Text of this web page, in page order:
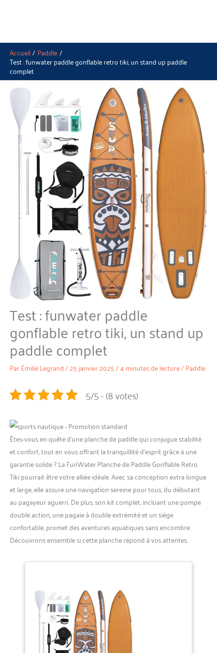
Accueil Paddle
Test : funwater paddle gonflable retro tiki, un stand up paddle
complet
Test : funwater paddle
gonflable retro tiki, un stand up
paddle complet
ParÉmilie Legrand/25 janvier 2025/4 minutes de lecture/Paddle
5/5 - (8 votes)
Êtes-vous en quête d’une planche de paddle qui conjugue stabilité
et confort, tout en vous offrant la tranquillité d’esprit grâce à une
garantie solide ? La FunWater Planche de Paddle Gonflable Retro
Tiki pourrait être votre alliée idéale. Avec sa conception extra longue
et large, elle assure une navigation sereine pour tous, du débutant
au pagayeur aguerri. De plus, son kit complet, incluant une pompe
double action, une pagaie à double extrémité et un siège
confortable, promet des aventures aquatiques sans encombre.
Découvrons ensemble si cette planche répond à vos attentes.